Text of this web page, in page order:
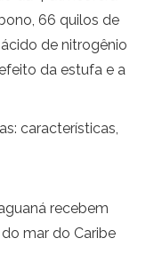
66 quilos de
de nitrogênio
da estufa e a
características,
recebem
mar do Caribe